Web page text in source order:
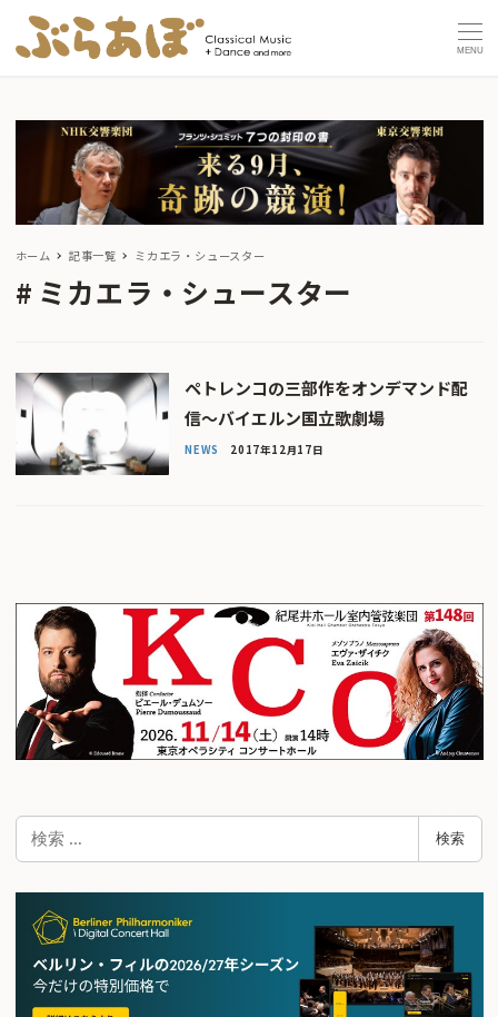
MENU
ホーム 記事一覧 ミカエラ・シュースター
ミカエラ・シュースター
ペトレンコの三部作をオンデマンド配
信〜バイエルン国立歌劇場
NEWS 2017年12月17日
検
検索